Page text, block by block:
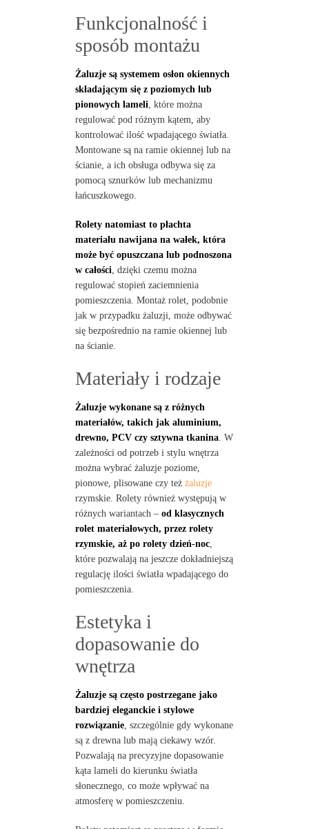
Funkcjonalność i
sposób montażu
Żaluzje są systemem osłon okiennych
składającym się z poziomych lub
pionowych lameli, które można
regulować pod różnym kątem, aby
kontrolować ilość wpadającego światła.
Montowane są na ramie okiennej lub na
ścianie, a ich obsługa odbywa się za
pomocą sznurków lub mechanizmu
łańcuszkowego.
Rolety natomiast to płachta
materiału nawijana na wałek, która
może być opuszczana lub podnoszona
w całości, dzięki czemu można
regulować stopień zaciemnienia
pomieszczenia. Montaż rolet, podobnie
jak w przypadku żaluzji, może odbywać
się bezpośrednio na ramie okiennej lub
na ścianie.
Materiały i rodzaje
Żaluzje wykonane są z różnych
materiałów, takich jak aluminium,
drewno, PCV czy sztywna tkanina. W
zależności od potrzeb i stylu wnętrza
można wybrać żaluzje poziome,
pionowe, plisowane czy też żaluzje
rzymskie. Rolety również występują w
różnych wariantach – od klasycznych
rolet materiałowych, przez rolety
rzymskie, aż po rolety dzień-noc,
które pozwalają na jeszcze dokładniejszą
regulację ilości światła wpadającego do
pomieszczenia.
Estetyka i
dopasowanie do
wnętrza
Żaluzje są często postrzegane jako
bardziej eleganckie i stylowe
rozwiązanie, szczególnie gdy wykonane
są z drewna lub mają ciekawy wzór.
Pozwalają na precyzyjne dopasowanie
kąta lameli do kierunku światła
słonecznego, co może wpływać na
atmosferę w pomieszczeniu.